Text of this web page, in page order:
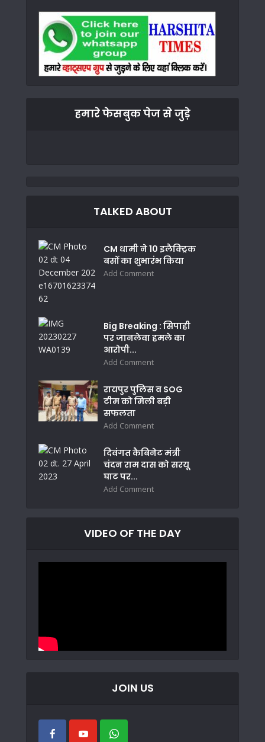
हमारे फेसबुक पेज से जुड़े
TALKED ABOUT
CM धामी ने 10 इलैक्ट्रिक
बसों का शुभारंभ किया
Add Comment
Big Breaking : सिपाही
पर जानलेवा हमले का
आरोपी...
Add Comment
रायपुर पुलिस व SOG
टीम को मिली बड़ी
सफलता
Add Comment
दिवंगत कैबिनेट मंत्री
चंदन राम दास को सरयू
घाट पर...
Add Comment
VIDEO OF THE DAY
JOIN US